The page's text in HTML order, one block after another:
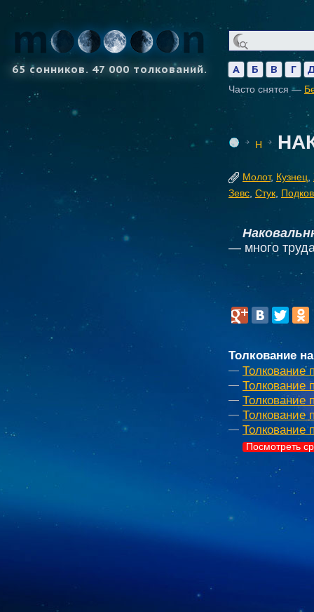
65 сонников. 47 000 толкований. А Б В Г
Часто снятся —
Н
Молот, Кузнец
Зевс Стук
— много
Толкование
Толкование
Толкование
Толкование
Толкование
Толкование
Посмотреть